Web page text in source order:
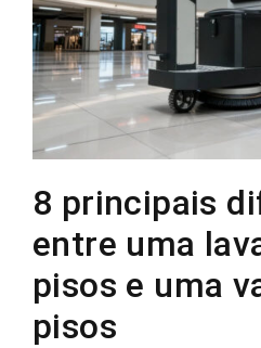
8 principais
entre uma
pisos e uma
pisos